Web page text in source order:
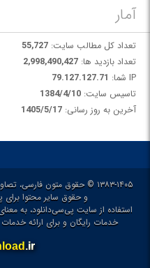
آمار
تعداد کل مطالب سایت: 55,727
تعداد بازدید ها: 2,998,490,427
IP شما:
79.127.127.71
تاسیس سایت: 1384/4/10
آخرین به روز رسانی: 1405/5/17
و حقوق سایر محتوا
استفاده از سایت پی‌سی‌دانلود، به
خدمات رایگان و برای ارائه خدمات